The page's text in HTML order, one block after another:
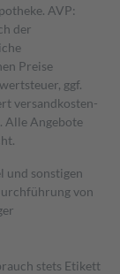
AVP:
der
Preise
ggf.
versand­kosten­
Alle Angebote
und sonstigen
von
stets Etikett